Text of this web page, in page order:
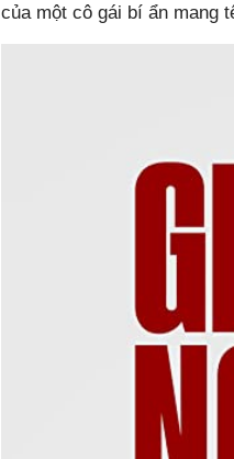
của một cô gái bí ẩn mang